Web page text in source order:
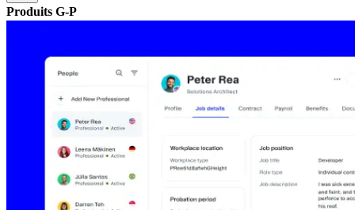
Produits G-P​​